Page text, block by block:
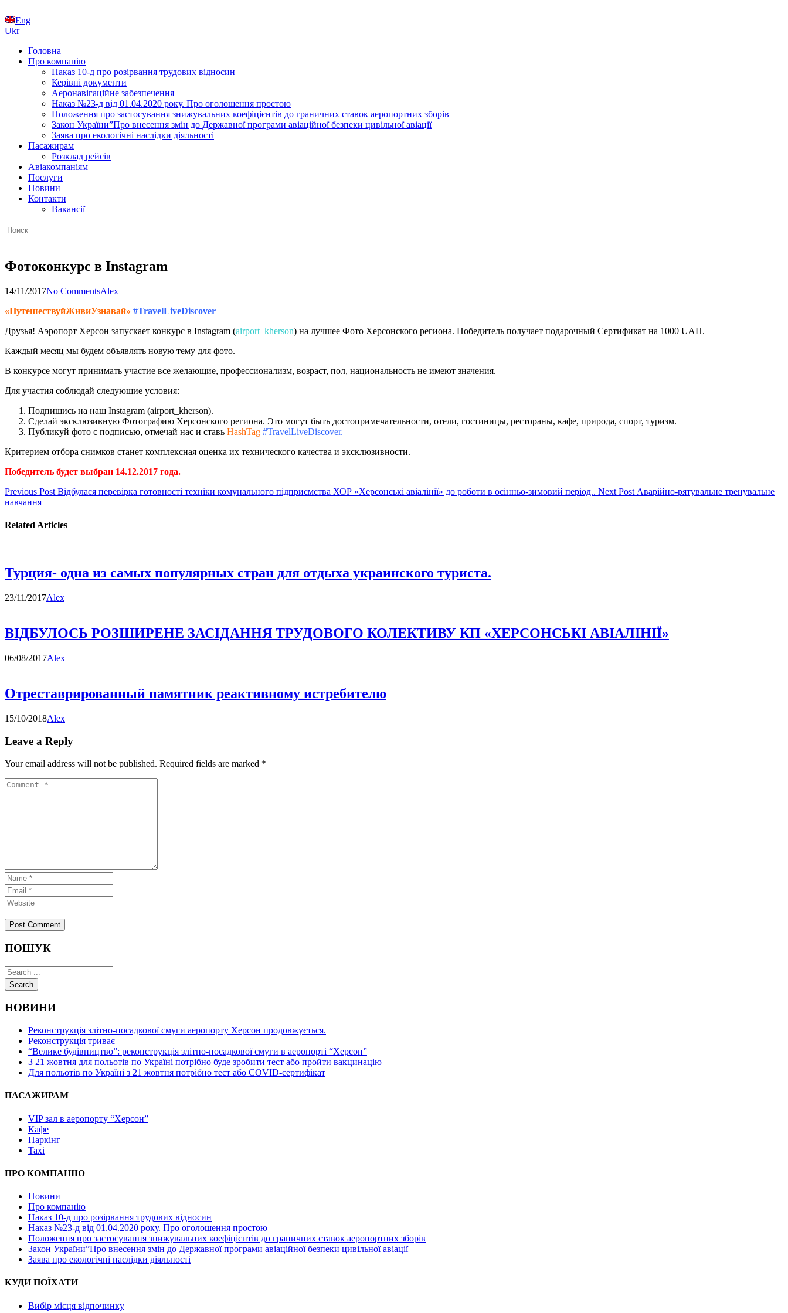
Eng
Ukr
Головна
Про компанію
Наказ 10-д про розірвання трудових відносин
Керівні документи
Аеронавігаційне забезпечення
Наказ №23-д від 01.04.2020 року. Про оголошення простою
Положення про застосування знижувальних коефіцієнтів до граничних ставок аеропортних зборів
Закон України”Про внесення змін до Державної програми авіаційної безпеки цивільної авіації
Заява про екологічні наслідки діяльності
Пасажирам
Розклад рейсів
Авіакомпаніям
Послуги
Новини
Контакти
Вакансії
Фотоконкурс в Instagram
14/11/2017No CommentsAlex
«ПутешествуйЖивиУзнавай» #TravelLiveDiscover
Друзья! Аэропорт Херсон запускает конкурс в Instagram (airport_kherson) на лучшее Фото Херсонского региона. Победитель получает подарочный Сертификат на 1000 UAH.
Каждый месяц мы будем объявлять новую тему для фото.
В конкурсе могут принимать участие все желающие, профессионализм, возраст, пол, национальность не имеют значения.
Для участия соблюдай следующие условия:
Подпишись на наш Instagram (airport_kherson).
Сделай эксклюзивную Фотографию Херсонского региона. Это могут быть достопримечательности, отели, гостиницы, рестораны, кафе, природа, спорт, туризм.
Публикуй фото с подписью, отмечай нас и ставь HashTag #TravelLiveDiscover.
Критерием отбора снимков станет комплексная оценка их технического качества и эксклюзивности.
Победитель будет выбран 14.12.2017 года.
Previous Post Відбулася перевірка готовності техніки комунального підприємства ХОР «Херсонські авіалінії» до роботи в осінньо-зимовий період.. Next Post Аварійно-рятувальне тренувальне
навчання
Related Articles
Турция- одна из самых популярных стран для отдыха украинского туриста.
23/11/2017Alex
ВІДБУЛОСЬ РОЗШИРЕНЕ ЗАСІДАННЯ ТРУДОВОГО КОЛЕКТИВУ КП «ХЕРСОНСЬКІ АВІАЛІНІЇ»
06/08/2017Alex
Отреставрированный памятник реактивному истребителю
15/10/2018Alex
Leave a Reply
Your email address will not be published. Required fields are marked *
ПОШУК
Search
НОВИНИ
Реконструкція злітно-посадкової смуги аеропорту Херсон продовжується.
Реконструкція триває
“Велике будівництво”: реконструкція злітно-посадкової смуги в аеропорті “Херсон”
З 21 жовтня для польотів по Україні потрібно буде зробити тест або пройти вакцинацію
Для польотів по Україні з 21 жовтня потрібно тест або COVID-сертифікат
ПАСАЖИРАМ
VIP зал в аеропорту “Херсон”
Кафе
Паркінг
Taxi
ПРО КОМПАНІЮ
Новини
Про компанію
Наказ 10-д про розірвання трудових відносин
Наказ №23-д від 01.04.2020 року. Про оголошення простою
Положення про застосування знижувальних коефіцієнтів до граничних ставок аеропортних зборів
Закон України”Про внесення змін до Державної програми авіаційної безпеки цивільної авіації
Заява про екологічні наслідки діяльності
КУДИ ПОЇХАТИ
Вибір місця відпочинку